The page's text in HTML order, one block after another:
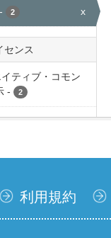
- 2 x
センス
ティブ・コモン
- 2
利用規約